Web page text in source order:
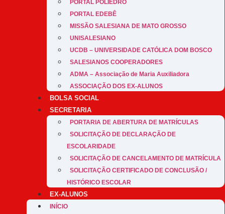
PORTAL POLIEDRO
PORTAL EDEBÊ
MISSÃO SALESIANA DE MATO GROSSO
UNISALESIANO
UCDB – UNIVERSIDADE CATÓLICA DOM BOSCO
SALESIANOS COOPERADORES
ADMA – Associação de Maria Auxiliadora
ASSOCIAÇÃO DOS EX-ALUNOS
BOLSA SOCIAL
SECRETARIA
PORTARIA DE ABERTURA DE MATRÍCULAS
SOLICITAÇÃO DE DECLARAÇÃO DE
ESCOLARIDADE
SOLICITAÇÃO DE CANCELAMENTO DE MATRÍCULA
SOLICITAÇÃO CERTIFICADO DE CONCLUSÃO /
HISTÓRICO ESCOLAR
EX-ALUNOS
INÍCIO